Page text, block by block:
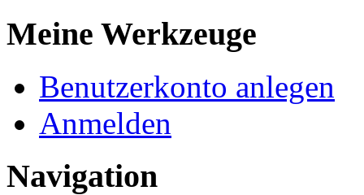
Meine Werkzeuge
Benutzerkonto anlegen
Anmelden
Navigation